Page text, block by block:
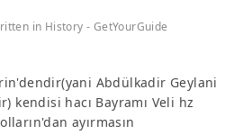
in History - GetYourGuide
Abdülkadir Geylani
kendisi hacı Bayramı Veli hz
ayırmasın